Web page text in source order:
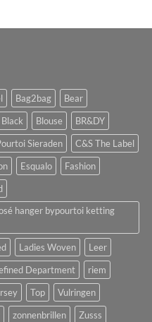
Bag2bag
Bear
Black Blouse
BR&DY
Sieraden
C&S The Label
Esqualo
Fashion
hanger bypourtoi ketting
Ladies Woven
Leer
Department
riem
Top
Vulringen
zonnenbrillen Zusss